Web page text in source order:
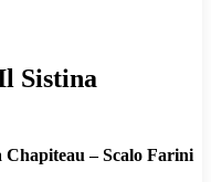
Sistina
Chapiteau – Scalo Farini